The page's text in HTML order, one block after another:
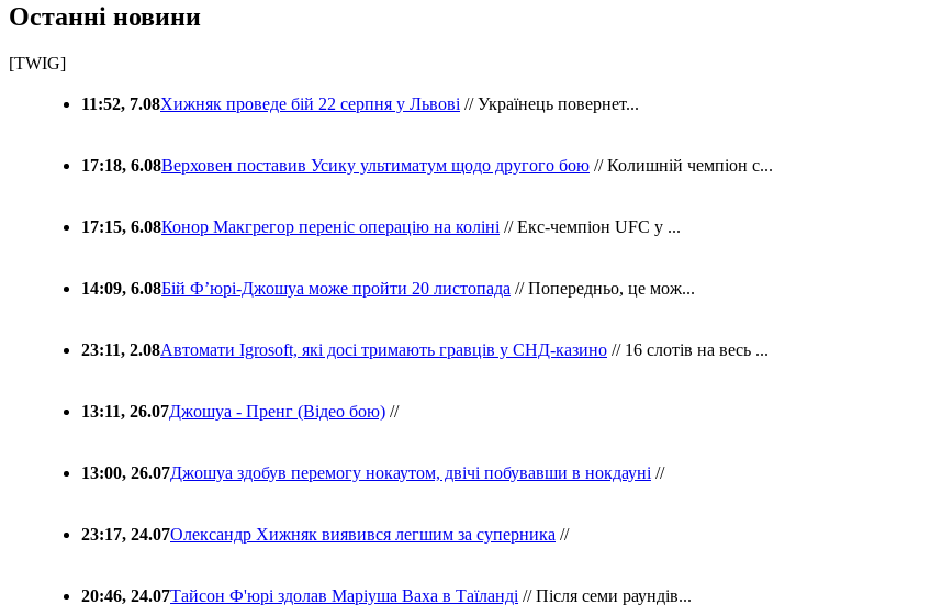
Останні новини
[TWIG]
11:52, 7.08Хижняк проведе бій 22 серпня у Львові // Українець повернет...
17:18, 6.08Верховен поставив Усику ультиматум щодо другого бою // Колишній чемпіон с...
17:15, 6.08Конор Макгрегор переніс операцію на коліні // Екс-чемпіон UFC у ...
14:09, 6.08Бій Ф’юрі-Джошуа може пройти 20 листопада // Попередньо, це мож...
23:11, 2.08Автомати Igrosoft, які досі тримають гравців у СНД-казино // 16 слотів на весь ...
13:11, 26.07Джошуа - Пренг (Відео бою) //
13:00, 26.07Джошуа здобув перемогу нокаутом, двічі побувавши в нокдауні //
23:17, 24.07Олександр Хижняк виявився легшим за суперника //
20:46, 24.07Тайсон Ф'юрі здолав Маріуша Ваха в Таїланді // Після семи раундів...